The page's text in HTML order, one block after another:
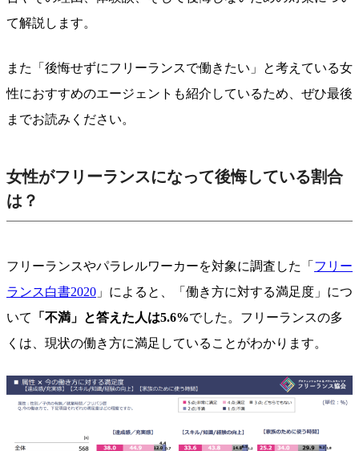
て解説します。
また「後悔せずにフリーランスで働きたい」と考えている女
性におすすめのエージェントも紹介しているため、ぜひ最後
までお読みください。
女性がフリーランスになって後悔している割合
は？
フリーランスやパラレルワーカーを対象に調査した「 フリー
ランス白書2020 」によると、「働き方に対する満足度」につ
いて
「不満」と答えた人は5.6%でした。フリーランスの多
くは、現状の働き方に満足していることがわかります。